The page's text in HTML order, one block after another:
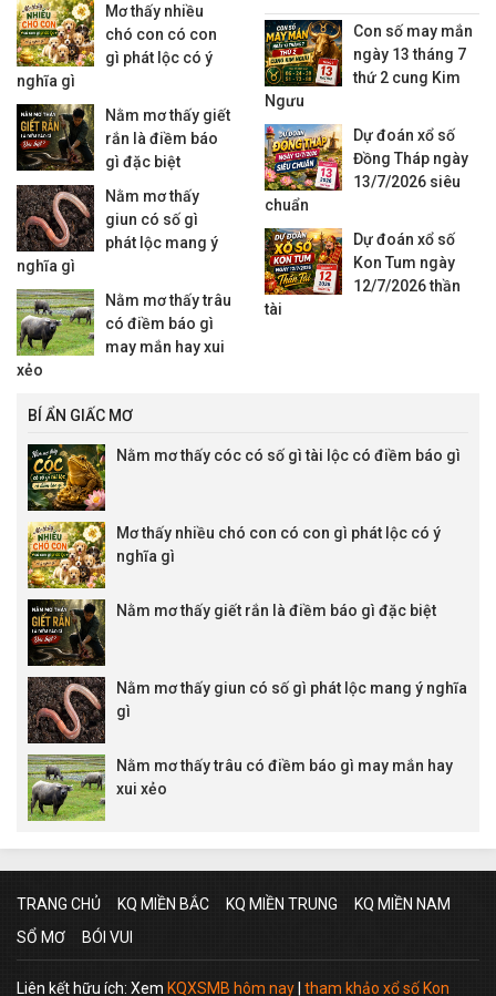
quan đầy đủ.
Mơ thấy nhiều
chó con có con
gì phát lộc có ý
nghĩa gì
Nằm mơ thấy giết
rắn là điềm báo
gì đặc biệt
Nằm mơ thấy
giun có số gì
phát lộc mang ý
nghĩa gì
Nằm mơ thấy trâu
có điềm báo gì
may mắn hay xui
xẻo
nhận định đáng quan tâm
Con số may mắn
ngày 13 tháng 7
thứ 2 cung Kim
Ngưu
Dự đoán xổ số
Đồng Tháp ngày
13/7/2026 siêu
chuẩn
Dự đoán xổ số
Kon Tum ngày
12/7/2026 thần
tài
BÍ ẨN GIẤC MƠ
Nằm mơ thấy cóc có số gì tài lộc có điềm báo gì
Mơ thấy nhiều chó con có con gì phát lộc có ý
nghĩa gì
Nằm mơ thấy giết rắn là điềm báo gì đặc biệt
Nằm mơ thấy giun có số gì phát lộc mang ý nghĩa
gì
Nằm mơ thấy trâu có điềm báo gì may mắn hay
xui xẻo
TRANG CHỦ KQ MIỀN BẮC KQ MIỀN TRUNG
KQ MIỀN NAM
SỔ MƠ
BÓI VUI
Liên kết hữu ích: Xem KQXSMB hôm nay tham khảo xổ số Kon